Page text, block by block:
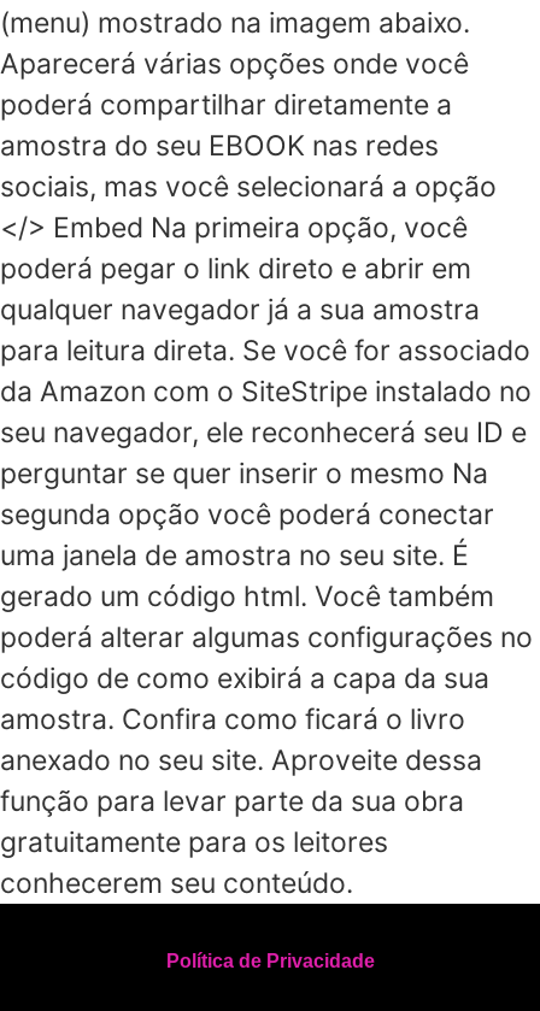
(menu) mostrado na imagem abaixo.
Aparecerá várias opções onde você
poderá compartilhar diretamente a
amostra do seu EBOOK nas redes
sociais, mas você selecionará a opção
</> Embed Na primeira opção, você
poderá pegar o link direto e abrir em
qualquer navegador já a sua amostra
para leitura direta. Se você for associado
da Amazon com o SiteStripe instalado no
seu navegador, ele reconhecerá seu ID e
perguntar se quer inserir o mesmo Na
segunda opção você poderá conectar
uma janela de amostra no seu site. É
gerado um código html. Você também
poderá alterar algumas configurações no
código de como exibirá a capa da sua
amostra. Confira como ficará o livro
anexado no seu site. Aproveite dessa
função para levar parte da sua obra
gratuitamente para os leitores
conhecerem seu conteúdo.
Política de Privacidade